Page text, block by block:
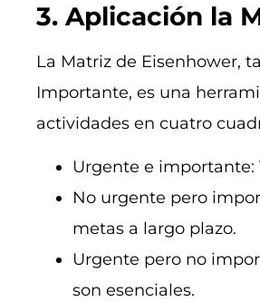
3. Aplicación la
La Matriz de Eisenhower,
Importante, es una
actividades en cuatro
Urgente e
No urgente pero
metas a largo plazo.
Urgente pero no
son esenciales.